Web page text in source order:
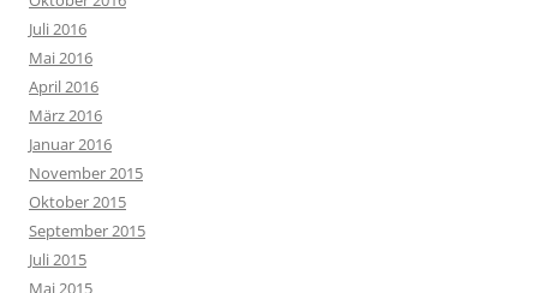
Juli 2016
Mai 2016
April 2016
März 2016
Januar 2016
November 2015
Oktober 2015
September 2015
Juli 2015
Mai 2015